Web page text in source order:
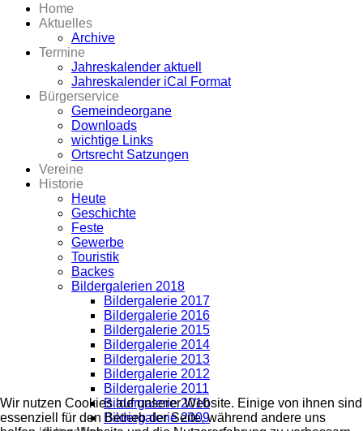
Home
Aktuelles
Archive
Termine
Jahreskalender aktuell
Jahreskalender iCal Format
Bürgerservice
Gemeindeorgane
Downloads
wichtige Links
Ortsrecht Satzungen
Vereine
Historie
Heute
Geschichte
Feste
Gewerbe
Touristik
Backes
Bildergalerien 2018
Bildergalerie 2017
Bildergalerie 2016
Bildergalerie 2015
Bildergalerie 2014
Bildergalerie 2013
Bildergalerie 2012
Bildergalerie 2011
Bildergalerie 2010
Bildergalerie 2009
Wir nutzen Cookies auf unserer Website. Einige von ihnen sind
essenziell für den Betrieb der Seite, während andere uns